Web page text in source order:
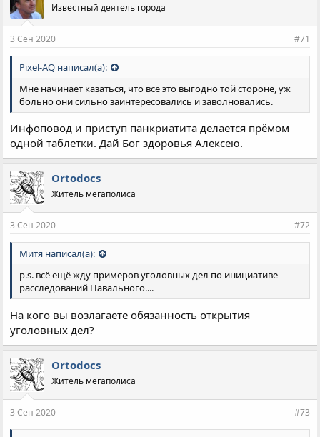
Известный деятель города
3 Сен 2020 #71
Pixel-AQ написал(а):
Мне начинает казаться, что все это выгодно той стороне, уж
больно они сильно заинтересовались и заволновались.
Инфоповод и приступ панкриатита делается прёмом
одной таблетки. Дай Бог здоровья Алексею.
Ortodocs
Житель мегаполиса
3 Сен 2020 #72
Митя написал(а):
р.s. всё ещё жду примеров уголовных дел по инициативе
расследований Навального....
На кого вы возлагаете обязанность открытия
уголовных дел?
Ortodocs
Житель мегаполиса
3 Сен 2020 #73